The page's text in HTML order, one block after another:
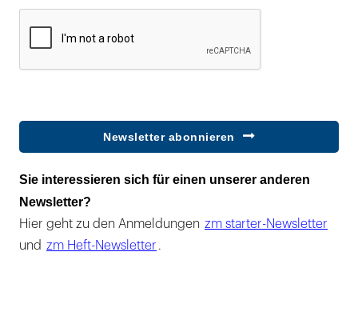
Newsletter abonnieren
Sie interessieren sich für einen unserer anderen
Newsletter?
Hier geht zu den Anmeldungen zm starter-Newsletter
und zm Heft-Newsletter .